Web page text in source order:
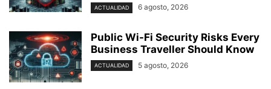
ACTUALIDAD 6 agosto, 2026
Public Wi-Fi Security Risks Every
Business Traveller Should Know
ACTUALIDAD 5 agosto, 2026